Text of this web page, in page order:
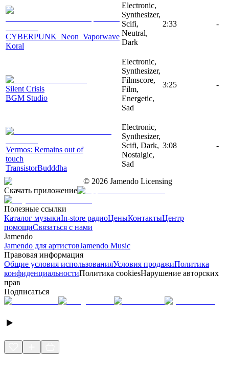
CYBERPUNK_Neon_Vaporwave
Koral
Electronic,
Synthesizer,
Scifi,
Neutral,
Dark
2:33 -
Silent Crisis
BGM Studio
Electronic,
Synthesizer,
Filmscore,
Film,
Energetic,
Sad
3:25 -
Vermos: Remains out of
touch
TransistorBudddha
Electronic,
Synthesizer,
Scifi, Dark,
Nostalgic,
Sad
3:08 -
© 2026 Jamendo Licensing
Скачать приложение
Полезные ссылки
Каталог музыкиIn-store радиоЦеныКонтактыЦентр
помощиСвязаться с нами
Jamendo
Jamendo для артистовJamendo Music
Правовая информация
Общие условия использованияУсловия продажиПолитика
конфиденциальностиПолитика cookiesНарушение авторских
прав
Подписаться